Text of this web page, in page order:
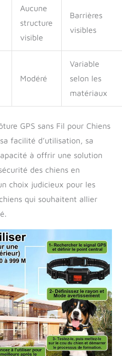
Aucune
structure
visible
Barrières
visibles
Modéré
Variable
selon les
matériaux
GPS sans Fil pour Chiens
facilité d’utilisation, sa
à offrir une solution
des chiens en
choix judicieux pour les
qui souhaitent allier